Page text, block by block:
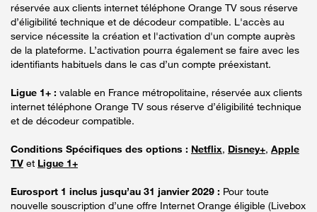
réservée aux clients internet téléphone Orange TV sous réserve
d’éligibilité technique et de décodeur compatible. L'accès au
service nécessite la création et l'activation d'un compte auprès
de la plateforme. L’activation pourra également se faire avec les
identifiants habituels dans le cas d’un compte préexistant.
Ligue 1+ : valable en France métropolitaine, réservée aux clients
internet téléphone Orange TV sous réserve d’éligibilité technique
et de décodeur compatible.
Conditions Spécifiques des options : Netflix, Disney+, Apple
TV et Ligue 1+
Eurosport 1 inclus jusqu’au 31 janvier 2029 : Pour toute
nouvelle souscription d’une offre Internet Orange éligible (Livebox